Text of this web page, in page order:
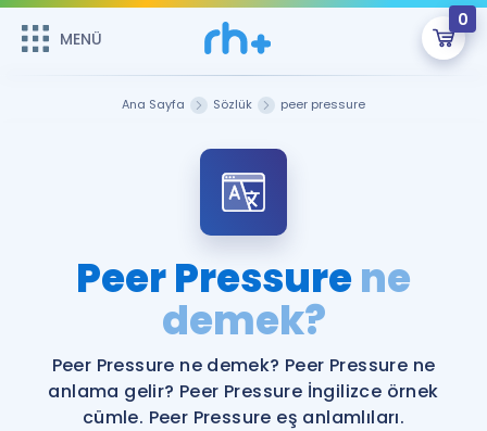
MENÜ
0
Şifremi Hatırlamıyorum
Sepetin Şu An Boş.
Remzi Hoca ile seni sınava hazırlayacak onlarca eğitim seni
bekliyor!
MENÜ
Katılımcı Görüşleri
Faydalı Araçlar
Ücretsiz Kaynaklar
İngilizce Gramer
Ana Sayfa Sözlük peer pressure
Peer Pressurene
demek?
Peer Pressure ne demek? Peer Pressure ne
anlama gelir? Peer Pressure İngilizce örnek
cümle. Peer Pressure eş anlamlıları.